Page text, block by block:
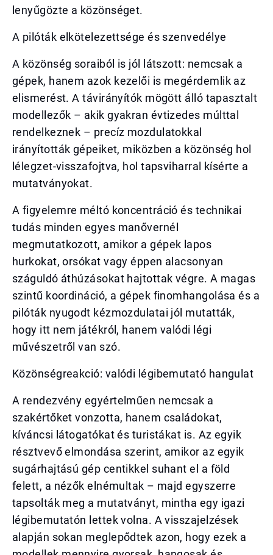
lenyűgözte a közönséget.
A pilóták elkötelezettsége és szenvedélye
A közönség soraiból is jól látszott: nemcsak a
gépek, hanem azok kezelői is megérdemlik az
elismerést. A távirányítók mögött álló tapasztalt
modellezők – akik gyakran évtizedes múlttal
rendelkeznek – precíz mozdulatokkal
irányították gépeiket, miközben a közönség hol
lélegzet-visszafojtva, hol tapsviharral kísérte a
mutatványokat.
A figyelemre méltó koncentráció és technikai
tudás minden egyes manővernél
megmutatkozott, amikor a gépek lapos
hurkokat, orsókat vagy éppen alacsonyan
száguldó áthúzásokat hajtottak végre. A magas
szintű koordináció, a gépek finomhangolása és a
pilóták nyugodt kézmozdulatai jól mutatták,
hogy itt nem játékról, hanem valódi légi
művészetről van szó.
Közönségreakció: valódi légibemutató hangulat
A rendezvény egyértelműen nemcsak a
szakértőket vonzotta, hanem családokat,
kíváncsi látogatókat és turistákat is. Az egyik
résztvevő elmondása szerint, amikor az egyik
sugárhajtású gép centikkel suhant el a föld
felett, a nézők elnémultak – majd egyszerre
tapsolták meg a mutatványt, mintha egy igazi
légibemutatón lettek volna. A visszajelzések
alapján sokan meglepődtek azon, hogy ezek a